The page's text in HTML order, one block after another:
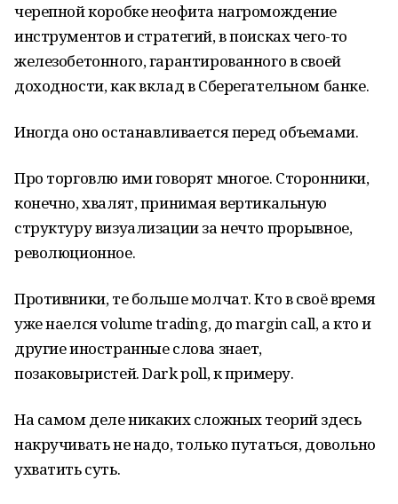
черепной коробке неофита нагромождение
инструментов и стратегий, в поисках чего-то
железобетонного, гарантированного в своей
доходности, как вклад в Сберегательном банке.
Иногда оно останавливается перед объемами.
Про торговлю ими говорят многое. Сторонники,
конечно, хвалят, принимая вертикальную
структуру визуализации за нечто прорывное,
революционное.
Противники, те больше молчат. Кто в своё время
уже наелся volume trading, до margin call, а кто и
другие иностранные слова знает,
позаковыристей. Dark poll, к примеру.
На самом деле никаких сложных теорий здесь
накручивать не надо, только путаться, довольно
ухватить суть.